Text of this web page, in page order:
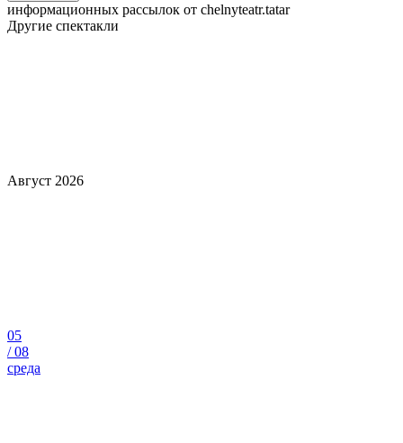
информационных рассылок от chelnyteatr.tatar
Другие спектакли
Август 2026
05
/08
среда